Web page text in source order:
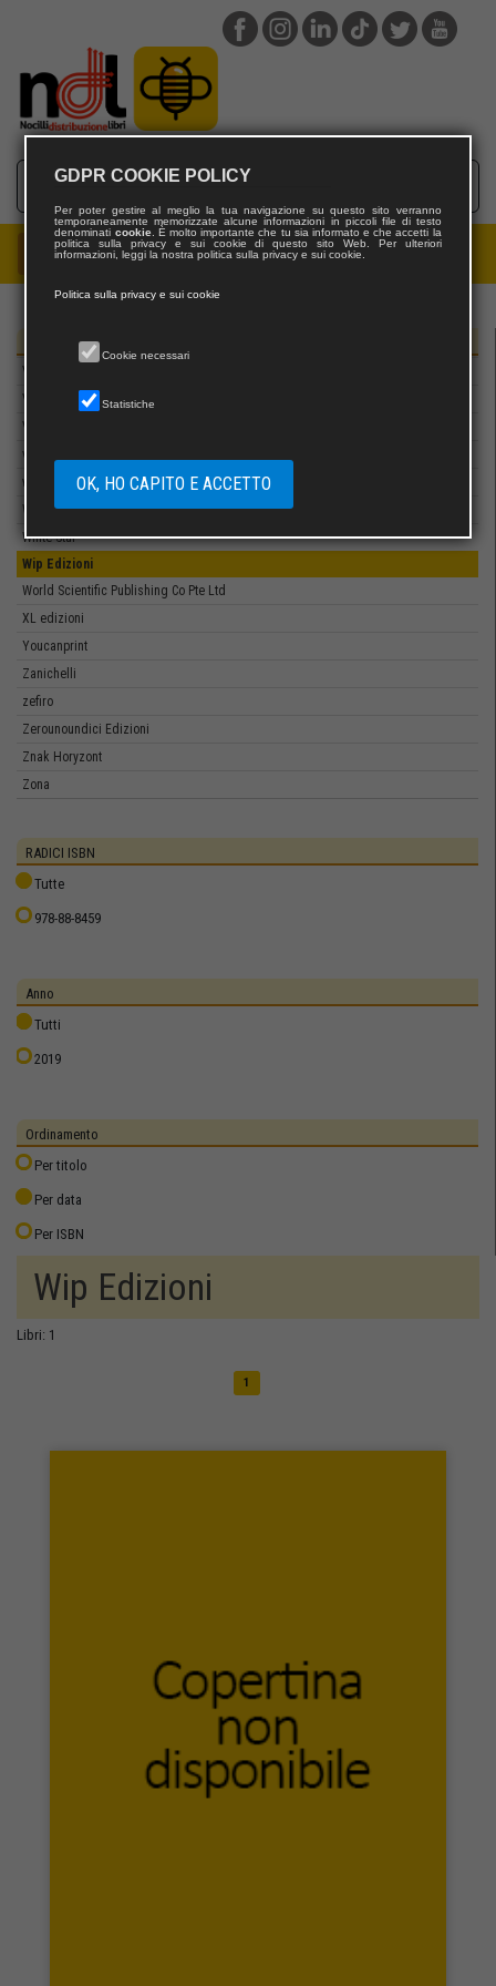
Universalia
Universitalia
Utet Giuridica
VALENTINO EDITORE
Valigie Rosse
VALLECCHI FIRENZE
Vecchiarelli Editore
Verdechiaro edizioni
Vertigo
Viella libreria editrice
Vita e Pensiero
vivere altrimenti
w&w
Washington Publishing
White Star
Wip Edizioni
World Scientific Publishing Co Pte Ltd
XL edizioni
Youcanprint
Zanichelli
zefiro
Zerounoundici Edizioni
Znak Horyzont
Zona
RADICI ISBN
Tutte
978-88-8459
Anno
Tutti
2019
Ordinamento
Per titolo
Per data
Per ISBN
Wip Edizioni
Libri: 1
GDPR COOKIE POLICY
Per poter gestire al meglio la tua navigazione su questo sito verranno
temporaneamente memorizzate alcune informazioni in piccoli file di testo
denominati cookie. È molto importante che tu sia informato e che accetti la
politica sulla privacy e sui cookie di questo sito Web. Per ulteriori
informazioni, leggi la nostra politica sulla privacy e sui cookie.
Politica sulla privacy e sui cookie
Cookie necessari
Statistiche
OK, HO CAPITO E ACCETTO